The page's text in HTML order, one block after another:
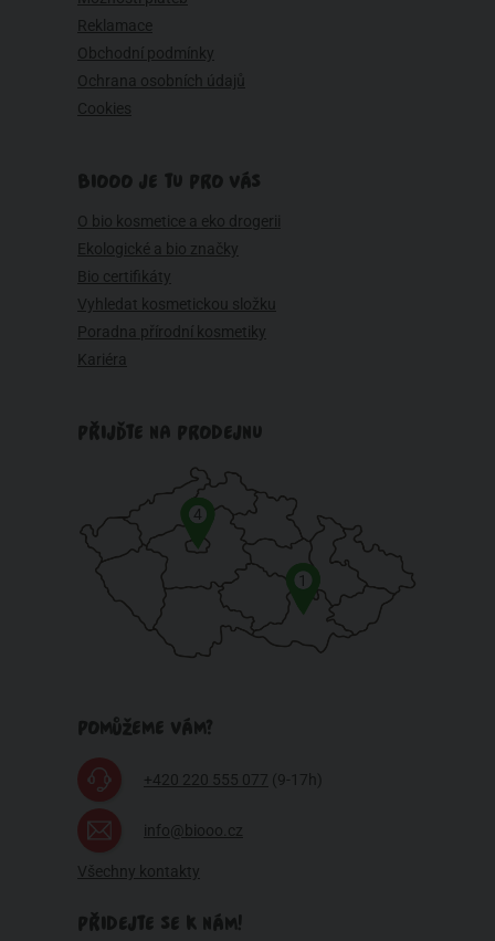
Reklamace
Obchodní podmínky
Ochrana osobních údajů
Cookies
BIOOO JE TU PRO VÁS
O bio kosmetice a eko drogerii
Ekologické a bio značky
Bio certifikáty
Vyhledat kosmetickou složku
Poradna přírodní kosmetiky
Kariéra
PŘIJĎTE NA PRODEJNU
1
4
POMŮŽEME VÁM?
+420 220 555 077 (9-17h)
info@biooo.cz
Všechny kontakty
PŘIDEJTE SE K NÁM!